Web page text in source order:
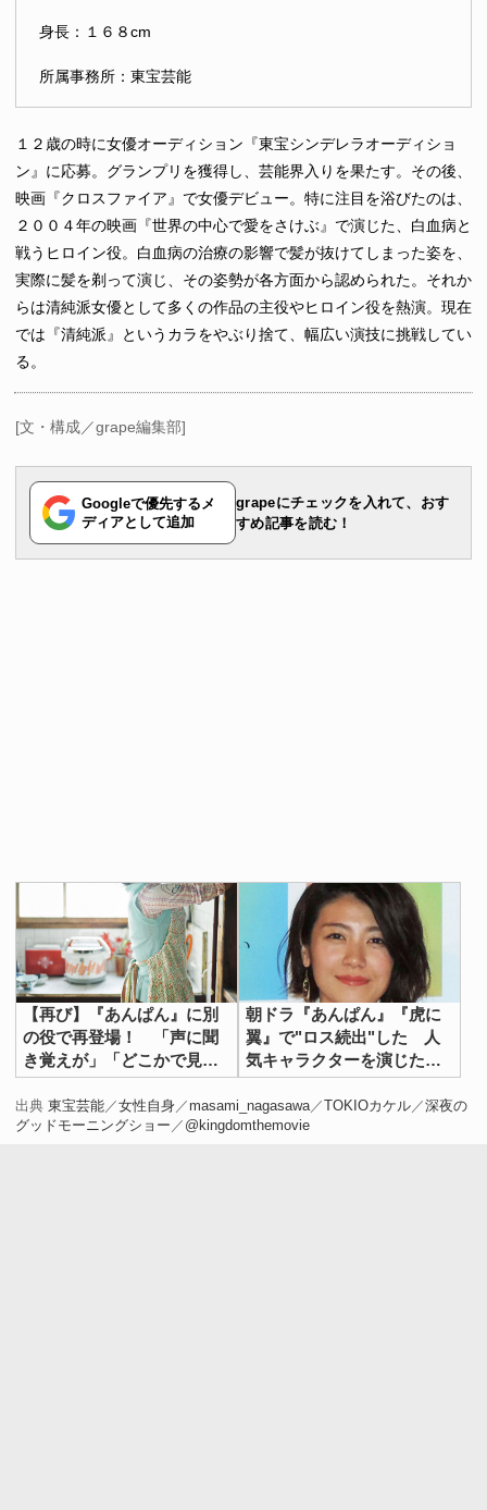
身長：１６８cm
所属事務所：東宝芸能
１２歳の時に女優オーディション『東宝シンデレラオーディショ
ン』に応募。グランプリを獲得し、芸能界入りを果たす。その後、
映画『クロスファイア』で女優デビュー。特に注目を浴びたのは、
２００４年の映画『世界の中心で愛をさけぶ』で演じた、白血病と
戦うヒロイン役。白血病の治療の影響で髪が抜けてしまった姿を、
実際に髪を剃って演じ、その姿勢が各方面から認められた。それか
らは清純派女優として多くの作品の主役やヒロイン役を熱演。現在
では『清純派』というカラをやぶり捨て、幅広い演技に挑戦してい
る。
[文・構成／grape編集部]
Googleで優先するメ
ディアとして追加
grapeにチェックを入れて、おす
すめ記事を読む！
【再び】『あんぱん』に別
の役で再登場！ 「声に聞
き覚えが」「どこかで見
た」
朝ドラ『あんぱん』『虎に
翼』で"ロス続出"した 人
気キャラクターを演じた俳
優たち
出典 東宝芸能 ／女性自身 ／masami_nagasawa ／TOKIOカケル ／深夜の
グッドモーニングショー ／ @kingdomthemovie